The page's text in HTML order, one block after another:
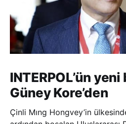
INTERPOL’ün yeni
Güney Kore’den
Çinli Mıng Hongvey’in